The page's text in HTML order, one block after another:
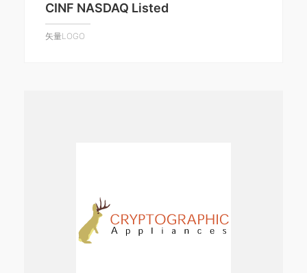
CINF NASDAQ Listed
矢量LOGO